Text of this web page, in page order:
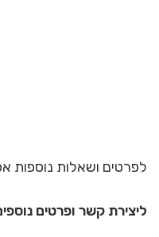
לפרטים ושאלות נוספות
ליצירת קשר ופרטים